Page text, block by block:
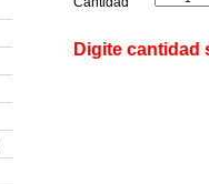
Digite